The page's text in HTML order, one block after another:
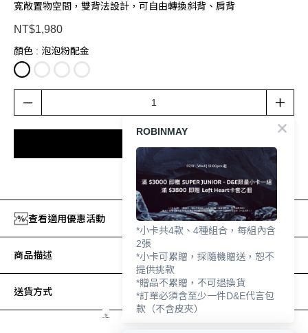
寬敞置物空間，雙背法設計，可自由轉換斜背、肩背
NT$1,980
顏色 : 泡泡粉配金
加入追蹤清單
查看適用優惠活動
商品描述
送貨方式
ROBINMAY
*小卡共4款、4種組合，每組內含
2張
*小卡可累贈，採隨機贈送，恕不
提供挑款
*贈品不累贈，不可退換貨
*訂單必須含至少一件D&E代言包
款（不含皮夾）